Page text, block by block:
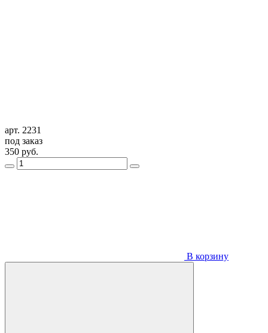
арт. 2231
под заказ
350 руб.
В корзину